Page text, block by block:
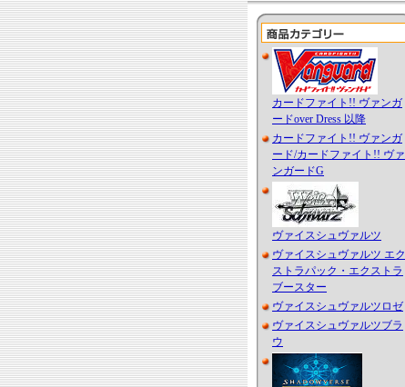
カードファイト!! ヴァンガ
ードover Dress 以降
カードファイト!! ヴァンガ
ード/カードファイト!! ヴァ
ンガードG
ヴァイスシュヴァルツ
ヴァイスシュヴァルツ エク
ストラパック・エクストラ
ブースター
ヴァイスシュヴァルツロゼ
ヴァイスシュヴァルツブラ
ウ